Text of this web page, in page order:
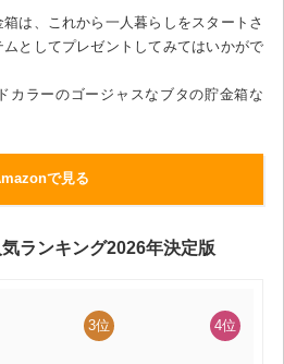
は、これから一人暮らしをスタートさ
としてプレゼントしてみてはいかがで
カラーのゴージャスなブタの貯金箱な
で見る